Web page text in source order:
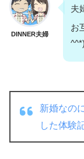
DINNER夫婦
夫
お
^^*)
新婚なの
した体験